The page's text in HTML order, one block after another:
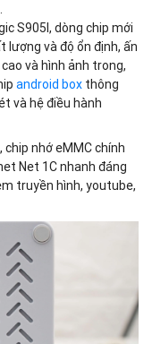
S905l, dòng chip mới
và độ ổn định, ấn
và hình ảnh trong,
android box thông
và hệ điều hành
chip nhớ eMMC chính
Net 1C nhanh đáng
truyền hình, youtube,